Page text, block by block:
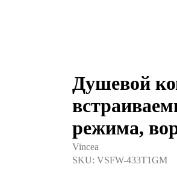
Душевой
режима,
Vincea
SKU: VSFW-433T1GM